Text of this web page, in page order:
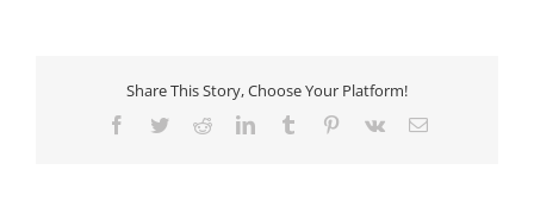
Share This Story, Choose Your Platform!
Facebook
TwitterRedditLinkedInTumblr Pinterest
Vk
E-